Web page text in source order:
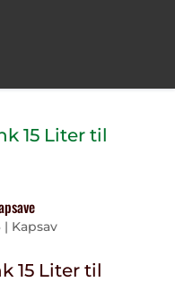
| Kapsav
15 Liter til